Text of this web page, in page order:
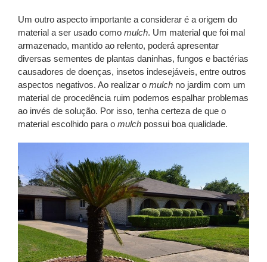
Um outro aspecto importante a considerar é a origem do
material a ser usado como mulch. Um material que foi mal
armazenado, mantido ao relento, poderá apresentar
diversas sementes de plantas daninhas, fungos e bactérias
causadores de doenças, insetos indesejáveis, entre outros
aspectos negativos. Ao realizar o mulch no jardim com um
material de procedência ruim podemos espalhar problemas
ao invés de solução. Por isso, tenha certeza de que o
material escolhido para o mulch possui boa qualidade.